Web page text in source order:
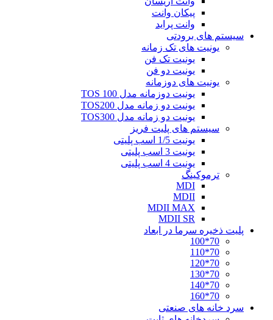
پیکان وانت
وانت پراید
سیستم های برودتی
یونیت های تک زمانه
یونیت تک فن
یونیت دو فن
یونیت های دوزمانه
یونیت دوزمانه مدل TOS 100
یونیت دو زمانه مدل TOS200
یونیت دو زمانه مدل TOS300
سیستم های پلیت فریز
یونیت 1/5 اسب پلیتی
یونیت 3 اسب پلیتی
یونیت 4 اسب پلیتی
ترموکینگ
MDI
MDII
MDII MAX
MDII SR
پلیت ذخیره سرما در ابعاد
70*100
70*110
70*120
70*130
70*140
70*160
سرد خانه های صنعتی